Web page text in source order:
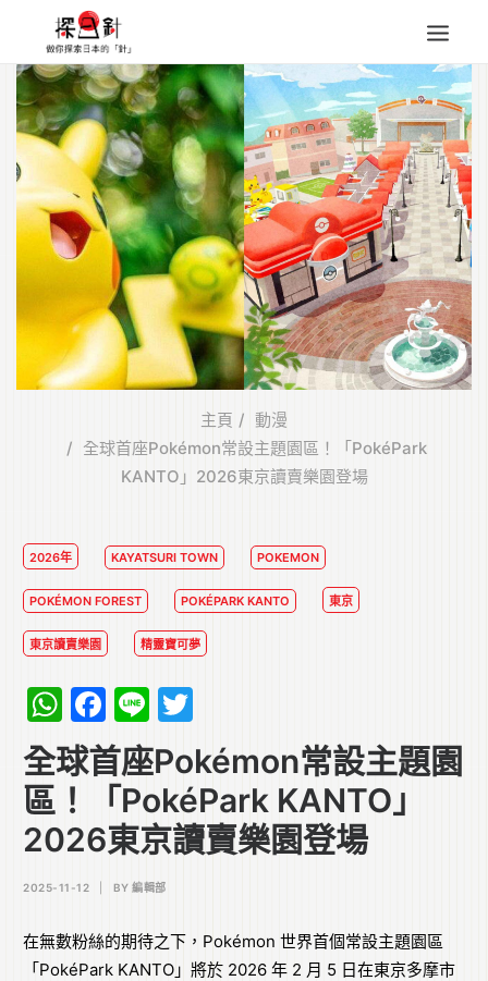
東北
四國
中部
人氣目的地
東瀛特集
旅遊商品
Search
for:
主頁
動漫
全球首座Pokémon常設主題園區！「PokéPark
KANTO」2026東京讀賣樂園登場
2026年 KAYATSURI TOWN POKEMON
POKÉMON FOREST POKÉPARK KANTO 東京
東京讀賣樂園 精靈寶可夢
WhatsApp
Facebook
Line
全球首座Pokémon常設主題園
區！「PokéPark KANTO」
2026東京讀賣樂園登場
2025-11-12 BY 編輯部
在無數粉絲的期待之下，Pokémon 世界首個常設主題園區
「PokéPark KANTO」將於 2026 年 2 月 5 日在東京多摩市